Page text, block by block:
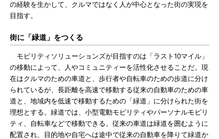
の経験を生かして、クルマではなく人が中心となった街の実現を
目指す。
街に「緑道」をつくる
モビリティソリューションズが目指すのは「ラスト10マイル」
の移動によって、人やコミュニティーを活性化させることだ。現
在はクルマのための車道と、歩行者や自転車のための歩道に分け
られているが、長距離を高速で移動する従来の自動車のための車
道と、地域内を低速で移動するための「緑道」に分けられた街を
理想とする。緑道では、小型電動モビリティやパーソナルモビリ
ティ、自転車などで移動できる。従来の車道は緑道を囲むように
配置され、目的地や自宅へは途中で従来の自動車を降りて緑道か